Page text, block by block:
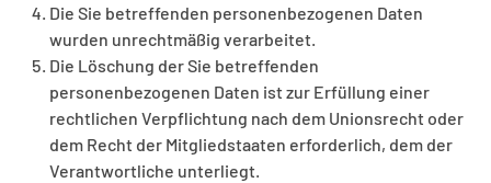
Die Sie betreffenden personenbezogenen Daten
wurden unrechtmäßig verarbeitet.
Die Löschung der Sie betreffenden
personenbezogenen Daten ist zur Erfüllung einer
rechtlichen Verpflichtung nach dem Unionsrecht oder
dem Recht der Mitgliedstaaten erforderlich, dem der
Verantwortliche unterliegt.